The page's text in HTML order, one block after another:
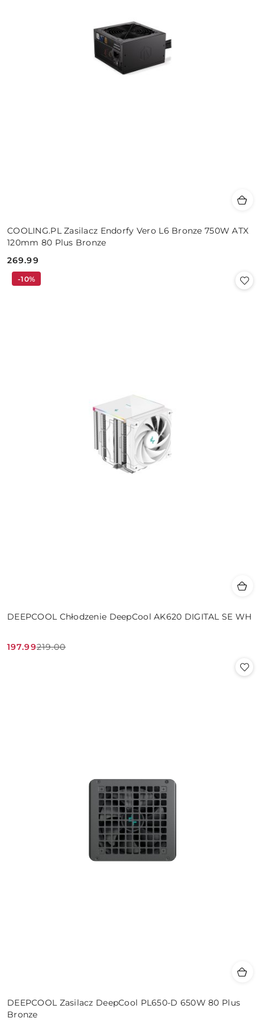
COOLING.PL Zasilacz Endorfy Vero L6 Bronze 750W ATX
120mm 80 Plus Bronze
Cena:
269.99
DEEPCOOL Chłodzenie DeepCool AK620 DIGITAL SE WH
Cena
197.99
Cena
219.00
-10%
DEEPCOOL Zasilacz DeepCool PL650-D 650W 80 Plus
Bronze